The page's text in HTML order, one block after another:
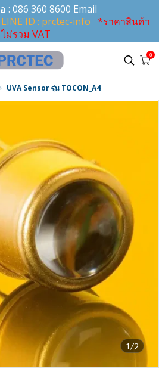
: 086 360 8600 Email
LINE ID : prctec-info *ราคาสินค้า
ไม่รวม VAT
0
UVA Sensor รุ่น TOCON_A4
1/2